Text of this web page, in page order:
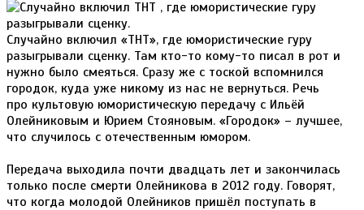
Случайно включил «ТНТ», где юмористические гуру
разыгрывали сценку. Там кто-то кому-то писал в рот и
нужно было смеяться. Сразу же с тоской вспомнился
городок, куда уже никому из нас не вернуться. Речь
про культовую юмористическую передачу с Ильёй
Олейниковым и Юрием Стояновым. «Городок» – лучшее,
что случилось с отечественным юмором.
Передача выходила почти двадцать лет и закончилась
только после смерти Олейникова в 2012 году. Говорят,
что когда молодой Олейников пришёл поступать в